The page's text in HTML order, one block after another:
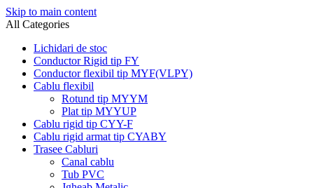
Skip to main content
All Categories
Lichidari de stoc
Conductor Rigid tip FY
Conductor flexibil tip MYF(VLPY)
Cablu flexibil
Rotund tip MYYM
Plat tip MYYUP
Cablu rigid tip CYY-F
Cablu rigid armat tip CYABY
Trasee Cabluri
Canal cablu
Tub PVC